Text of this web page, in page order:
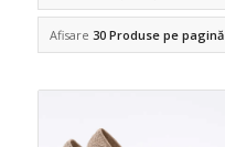
Afisare 30 Produse pe pagină